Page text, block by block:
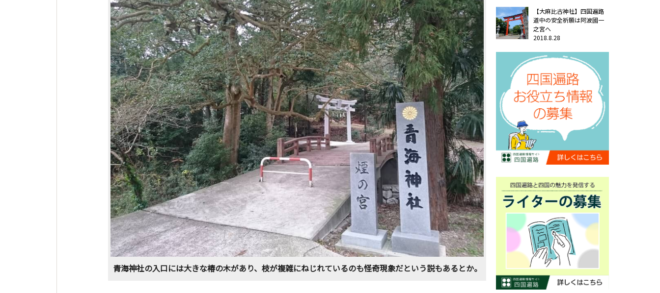
青海神社の入口には大きな椿の木があり、枝が複雑にねじれているのも怪奇現象だという説もあるとか。
【大麻比古神社】四国遍路
道中の安全祈願は阿波國一
之宮へ
2018.8.28